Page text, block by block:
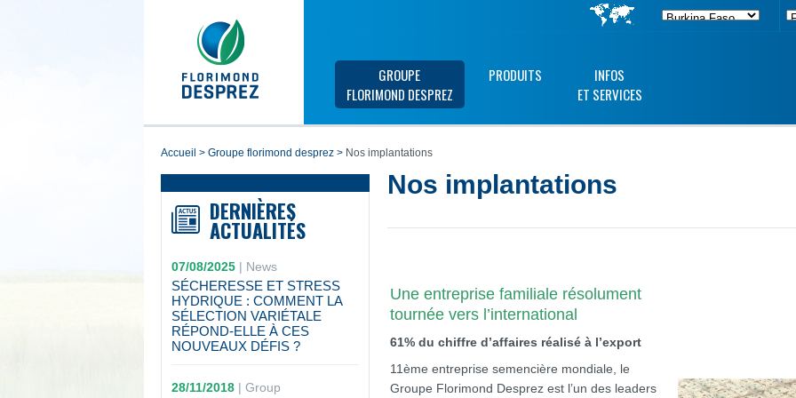
GROUPE
FLORIMOND DESPREZ
PRODUITS
INFOS
ET SERVICES
accueil > groupe florimond desprez > Nos implantations
DERNIÈRES
ACTUALITÉS
07/08/2025| News
SÉCHERESSE ET STRESS
HYDRIQUE : COMMENT LA
SÉLECTION VARIÉTALE
RÉPOND-ELLE À CES
NOUVEAUX DÉFIS ?
28/11/2018| Group
Nos implantations
Une entreprise familiale résolument
tournée vers l’international
61% du chiffre d’affaires réalisé à l’export
11ème entreprise semencière mondiale, le
Groupe Florimond Desprez est l’un des leaders